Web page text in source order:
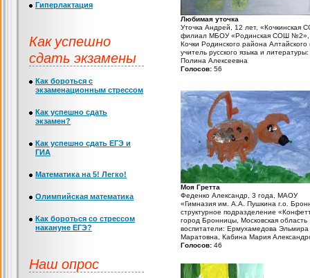
Любимая уточка
Уточка Андрей, 12 лет, «Кочкинская
филиал МБОУ «Родинская СОШ №2»,
Кочки Родинского района Алтайского
учитель русского языка и литературы:
Полина Алексеевна
Голосов: 56
Моя Гретта
Феденко Александр, 3 года, МАОУ
«Гимназия им. А.А. Пушкина г.о.
структурное подразделение
город Бронницы, Московская область
воспитатели: Ермухамедова Эльмира
Маратовна, Кабина Мария
Голосов: 46
Гиперлактация
Как успешно
сдать экзамены
Как бороться с
экзаменационным стрессом
Как успешно сдать
экзамен?
Как успешно сдать ЕГЭ и
ГИА
Математика на 5! Легко!
Олимпийская математика
Как бороться со стрессом
накануне ЕГЭ?
Наш опрос